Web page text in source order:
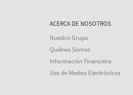
ACERCA DE NOSOTROS
Nuestro Grupo
Quiénes Somos
Información Financiera
Uso de Medios Electrónicos